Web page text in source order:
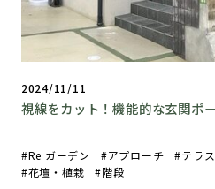
2024/11/11
視線をカット！機能的な玄関ポ
Re ガーデン アプローチ テラ
花壇・植栽
階段